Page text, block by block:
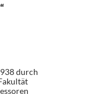
durch